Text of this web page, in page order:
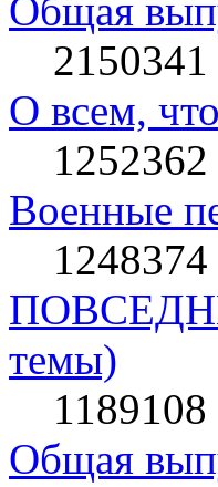
Общая
2150341
О всем,
1252362
Военные
1248374
темы)
1189108
Общая